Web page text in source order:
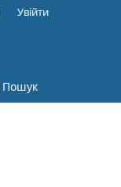
Пошук
Увійти